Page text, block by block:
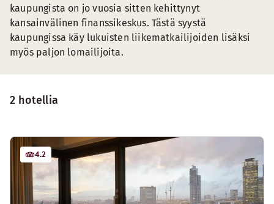
2 hotellia
4.2
kaupungista on jo vuosia sitten kehittynyt
kansainvälinen finanssikeskus. Tästä syystä
kaupungissa käy lukuisten liikematkailijoiden lisäksi
myös paljon lomailijoita.